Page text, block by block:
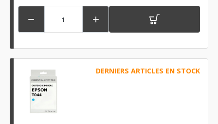
 
DERNIERS ARTICLES EN STOCK